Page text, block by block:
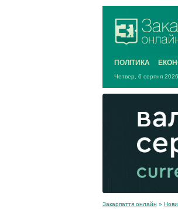
ПОЛІТИКА
Четвер, 6 серпня 2026
Закарпаття онлайн »